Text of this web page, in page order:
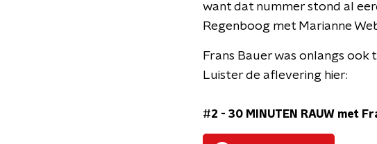
want dat nummer stond al
Regenboog met Marianne
Frans Bauer was onlangs ook
Luister de aflevering hier:
#2 - 30 MINUTEN RAUW met